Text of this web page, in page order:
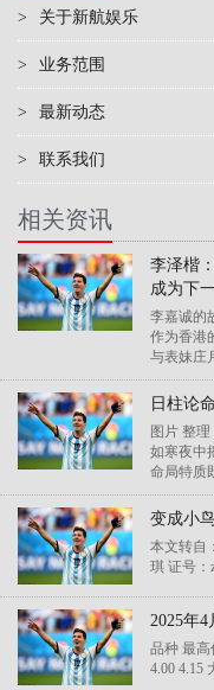
> 关于新航娱乐
> 业务范围
> 最新动态
> 联系我们
相关资讯
李泽楷
成为下
李嘉诚的
作为香港
与表妹庄
日柱论
图片 整
如寒夜中
命局特质
变成小
本文转自
琪 证号：
2025年
品种 最高
4.00 4.15